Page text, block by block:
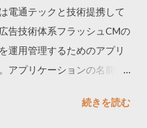
電通テックと技術提携して
告技術体系フラッシュCMの
運用管理するためのアプリ
アプリケーションの名前は
埋め込める。
続きを読む